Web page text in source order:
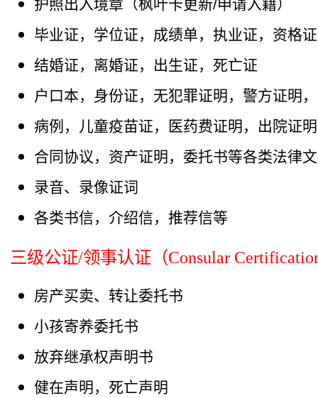
护照出入境章（枫叶卡更新/申请入籍）
毕业证，学位证，成绩单，执业证，资格证
结婚证，离婚证，出生证，死亡证
户口本，身份证，无犯罪证明，警方证明
病例，儿童疫苗证，医药费证明，出院证明
合同协议，资产证明，委托书等各类法律
录音、录像证词
各类书信，介绍信，推荐信等
三级公证/领事认证（Consular
房产买卖、转让委托书
小孩寄养委托书
放弃继承权声明书
健在声明，死亡声明